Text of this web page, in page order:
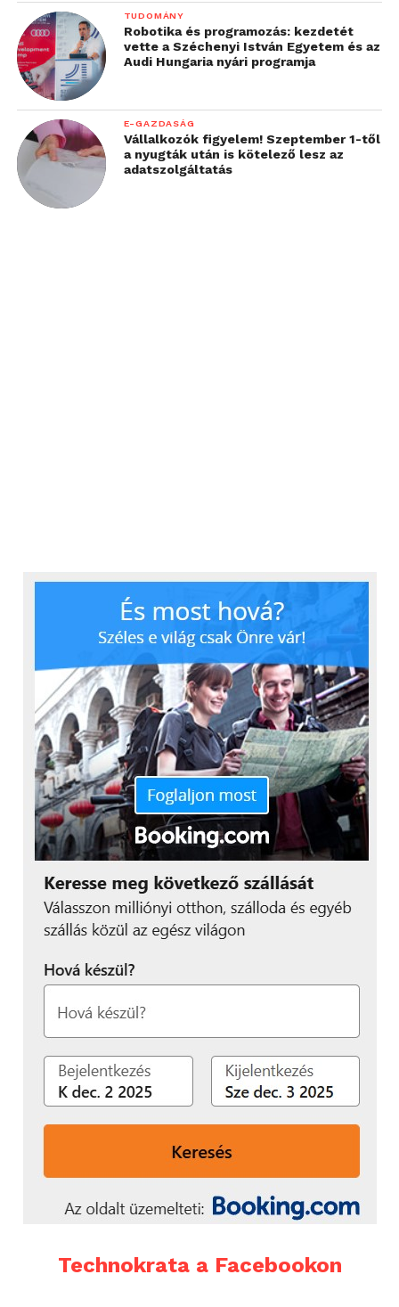
TUDOMÁNY
Robotika és programozás: kezdetét
vette a Széchenyi István Egyetem és az
Audi Hungaria nyári programja
E-GAZDASÁG
Vállalkozók figyelem! Szeptember 1-től
a nyugták után is kötelező lesz az
adatszolgáltatás
Technokrata a Facebookon